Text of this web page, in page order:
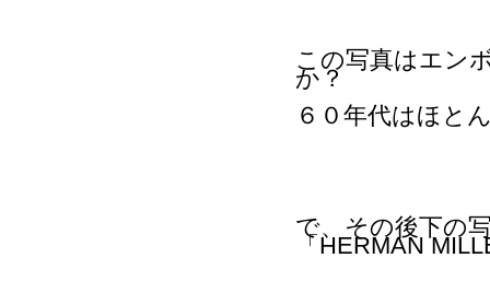
この写真はエン
か？
６０年代はほと
で、その後下の
「HERMAN